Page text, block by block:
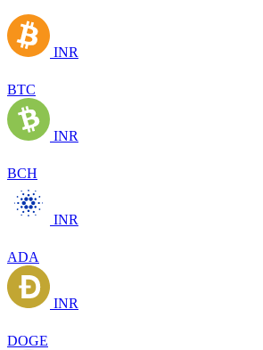
INR
BTC
INR
BCH
INR
ADA
INR
DOGE